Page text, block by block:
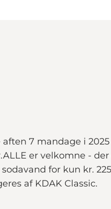
7 mandage i
er velkomne -
for kun kr.
af KDAK Classic.